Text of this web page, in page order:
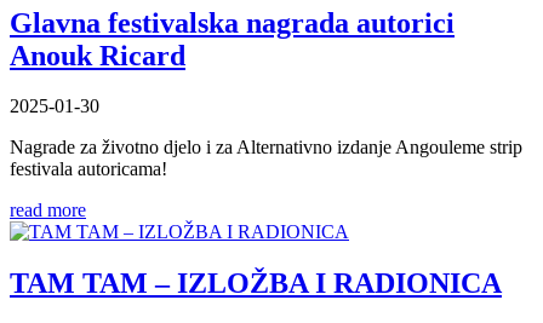
Glavna festivalska nagrada autorici
Anouk Ricard
2025-01-30
Nagrade za životno djelo i za Alternativno izdanje Angouleme strip
festivala autoricama!
read more
TAM TAM – IZLOŽBA I RADIONICA